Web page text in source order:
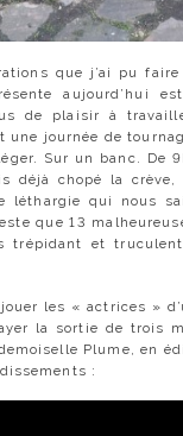
que j’ai pu faire
aujourd’hui
de plaisir à
une journée de
Sur un banc. De
déjà chopé la
léthargie qui nous
que 13
trépidant et
les « actrices »
la sortie de trois
Plume, en
: